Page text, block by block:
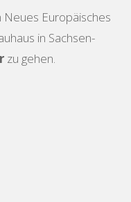
Neues Europäisches
in Sachsen-
zu gehen.